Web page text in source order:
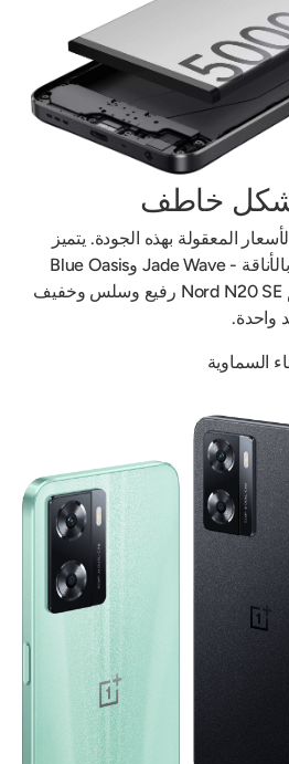
خاطف
المعقولة بهذه الجودة. يتميز
بثلاثة ألوان لامعة ومدمجة بالأناقة - Jade Wave وBlue Oasis
وCelestial Black - تصميم Nord N20 SE رفيع وسلس وخفيف
واحدة.
السماوية